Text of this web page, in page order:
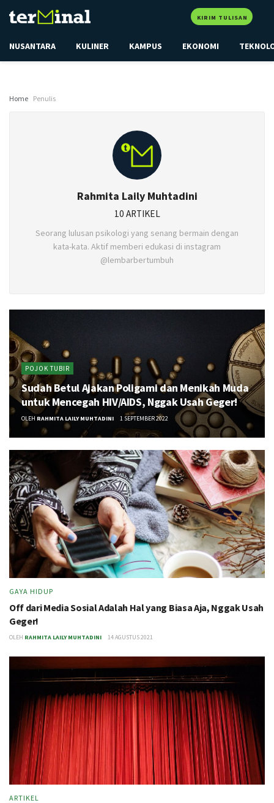
KIRIM TULISAN
NUSANTARA KULINER KAMPUS EKONOMI
Home Penulis
Rahmita Laily Muhtadini
10 ARTIKEL
Seorang lulusan psikologi yang senang bermain dengan
kata-kata. Aktif memberi edukasi di instagram
@lembarbertumbuh
POJOK TUBIR
Sudah Betul Ajakan Poligami dan Menikah Muda
untuk Mencegah HIV/AIDS, Nggak Usah Geger!
OLEH RAHMITA LAILY MUHTADINI 1 SEPTEMBER 2022
GAYA HIDUP
Off dari Media Sosial Adalah Hal yang Biasa Aja, Nggak Usah
Geger!
OLEH RAHMITA LAILY MUHTADINI 14 AGUSTUS 2021
ARTIKEL